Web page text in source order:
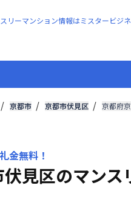
リーマンション情報はミスタービジ
京都市 京都市伏見区 京都府
金無料！
見区のマン